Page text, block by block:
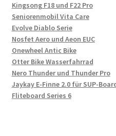
Kingsong F18 und F22 Pro
Seniorenmobil Vita Care
Evolve Diablo Serie
Nosfet Aero und Aeon EUC
Onewheel Antic Bike
Otter Bike Wasserfahrrad
Nero Thunder und Thunder Pro
Jaykay E-Finne 2.0 für SUP-
Fliteboard Series 6